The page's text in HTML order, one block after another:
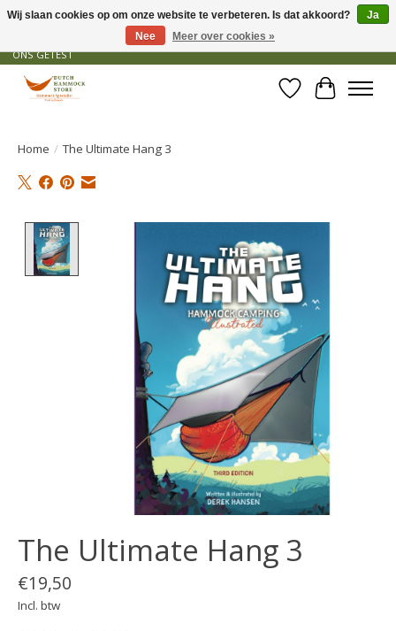
GRATIS VERZENDING VANAF € 50 - OFFICIEEL DEALER - PRODUCTEN ZIJN DOOR
ONS GETEST
Verlanglijst
Home / The Ultimate Hang 3
The Ultimate Hang 3
€19,50
Incl. btw
Wij slaan cookies op om onze website te verbeteren. Is dat akkoord?
Ja
Nee
Meer over cookies »